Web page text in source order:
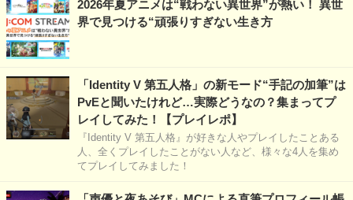
2026年夏アニメは“戦わない異世界”が熱い！ 異世
界で見つける“頑張りすぎない生き方
「Identity V 第五人格」の新モード“手記の加筆”は
PvEと聞いたけれど…実際どうなの？集まってプ
レイしてみた！【プレイレポ】
『Identity V 第五人格』が好きな人やプレイしたことある
人、全くプレイしたことがない人など、様々な4人を集め
てプレイしてみました！